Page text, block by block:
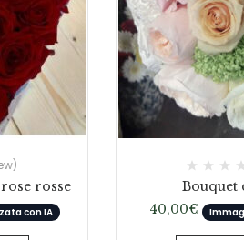
rosse
con IA
Bouquet
40,00€